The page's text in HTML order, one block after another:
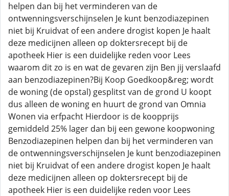
helpen dan bij het verminderen van de
ontwenningsverschijnselen Je kunt benzodiazepinen
niet bij Kruidvat of een andere drogist kopen Je haalt
deze medicijnen alleen op doktersrecept bij de
apotheek Hier is een duidelijke reden voor Lees
waarom dit zo is en wat de gevaren zijn Ben jij verslaafd
aan benzodiazepinen?Bij Koop Goedkoop&reg; wordt
de woning (de opstal) gesplitst van de grond U koopt
dus alleen de woning en huurt de grond van Omnia
Wonen via erfpacht Hierdoor is de koopprijs
gemiddeld 25% lager dan bij een gewone koopwoning
Benzodiazepinen helpen dan bij het verminderen van
de ontwenningsverschijnselen Je kunt benzodiazepinen
niet bij Kruidvat of een andere drogist kopen Je haalt
deze medicijnen alleen op doktersrecept bij de
apotheek Hier is een duidelijke reden voor Lees